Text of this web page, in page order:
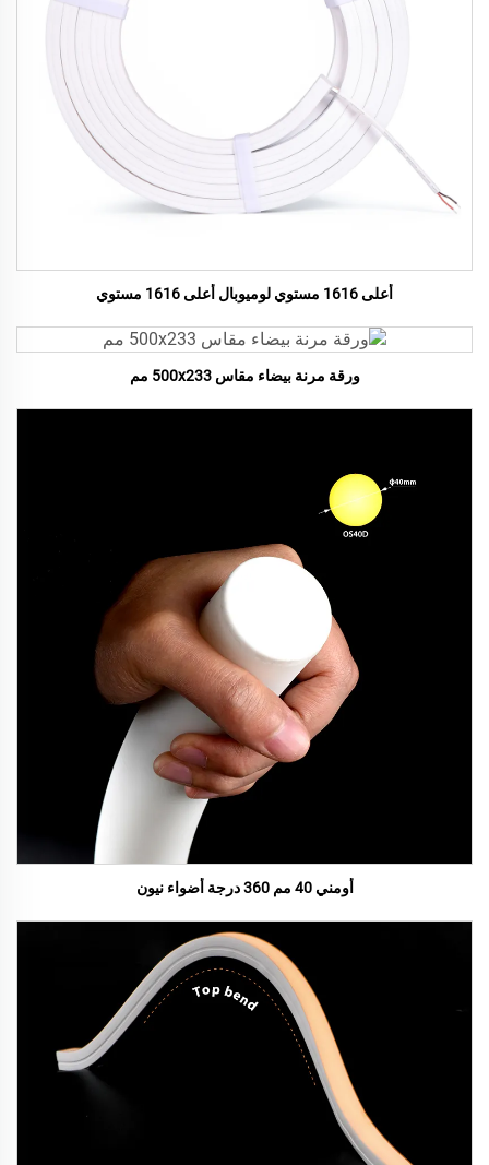
أعلى 1616 مستوي لوميوبال أعلى 1616 مستوي
ورقة مرنة بيضاء مقاس 500x233 مم
أومني 40 مم 360 درجة أضواء نيون